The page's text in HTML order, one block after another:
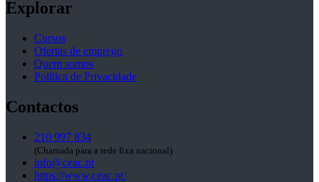
Explorar
Cursos
Ofertas de emprego
Quem somos
Política de Privacidade
Contactos
210 997 834
(Chamada para a rede fixa nacional)
info@ceac.pt
https://www.ceac.pt/